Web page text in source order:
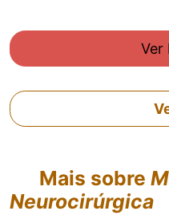
Ver
Mais sobre
Neurocirúrgica